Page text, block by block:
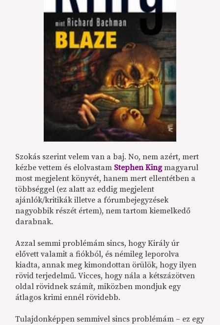
Szokás szerint velem van a baj. No, nem azért, mert
kézbe vettem és elolvastam Stephen Kingmagyarul
most megjelent könyvét, hanem mert ellentétben a
többséggel (ez alatt az eddig megjelent
ajánlók/kritikák illetve a fórumbejegyzések
nagyobbik részét értem), nem tartom kiemelkedő
darabnak.
Azzal semmi problémám sincs, hogy Király úr
elővett valamit a fiókból, és némileg leporolva
kiadta, annak meg kimondottan örülök, hogy ilyen
rövid terjedelmű. Vicces, hogy nála a kétszázötven
oldal rövidnek számít, miközben mondjuk egy
átlagos krimi ennél rövidebb.
Tulajdonképpen semmivel sincs problémám – ez egy